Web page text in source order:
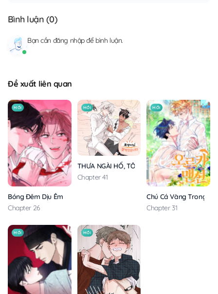
Bình luận (0)
Bạn cần đăng nhậpđể bình luận.
Đề xuất liên quan
MỚI
Bóng Đêm Dịu Êm
Chapter 26
MỚI
THƯA NGÀI HỔ, TÔI ĐÃ ĂN RẤT NGON MIỆNG
Chapter 41
MỚI
Chú Cá Vàng Trong
Chapter 31
MỚI MỚI